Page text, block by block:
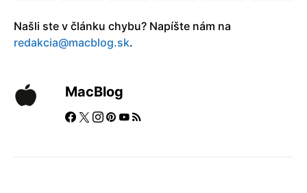
Našli ste v článku chybu? Napíšte nám na
redakcia@macblog.sk.
MacBlog